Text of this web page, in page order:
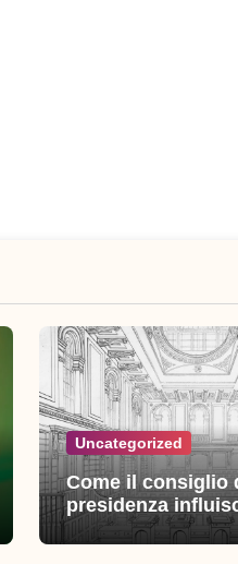
Uncategorized
Come il consiglio
presidenza
decisioni della
amministrativa